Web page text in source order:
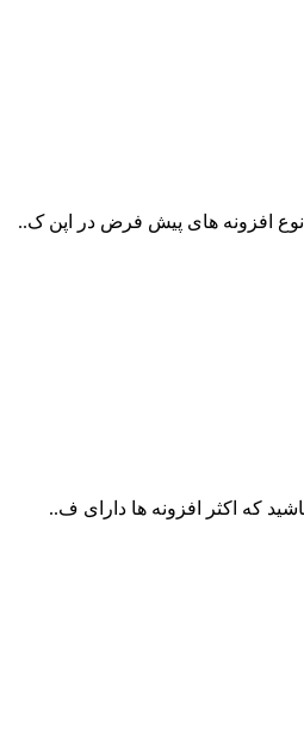
افزونه های پیش فرض در اپن ک..
که اکثر افزونه ها دارای ف..